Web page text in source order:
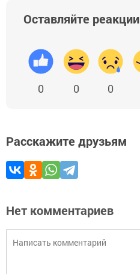
Оставляйте реакции
0 0 0
Расскажите друзьям
Нет комментариев